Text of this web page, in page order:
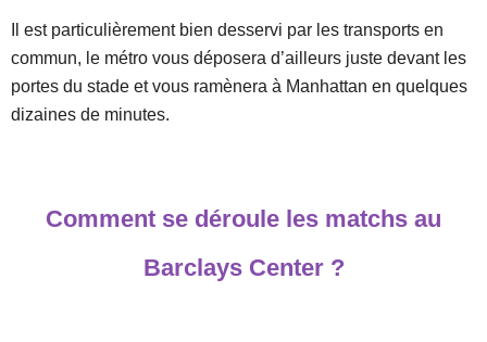
Il est particulièrement bien desservi par les transports en
commun, le métro vous déposera d’ailleurs juste devant les
portes du stade et vous ramènera à Manhattan en quelques
dizaines de minutes.
Comment se déroule les matchs au
Barclays Center ?